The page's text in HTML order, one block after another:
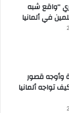
“واقع شبه
في ألمانيا
قصور
تواجه ألمانيا